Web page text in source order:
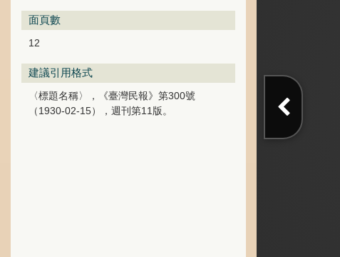
面頁數
12
建議引用格式
〈標題名稱〉，《臺灣民報》第300號
（1930-02-15），週刊第11版。